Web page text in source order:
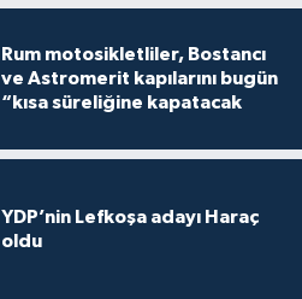
Rum motosikletliler, Bostancı
ve Astromerit kapılarını bugün
“kısa süreliğine kapatacak
YDP’nin Lefkoşa adayı Haraç
oldu